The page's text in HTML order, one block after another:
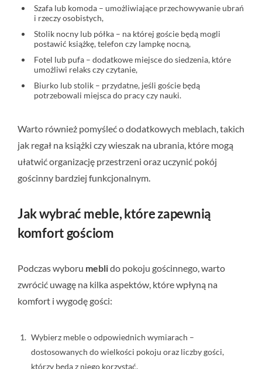
Szafa lub komoda – umożliwiające przechowywanie ubrań
i rzeczy osobistych,
Stolik nocny lub półka – na której goście będą mogli
postawić książkę, telefon czy lampkę nocną,
Fotel lub pufa – dodatkowe miejsce do siedzenia, które
umożliwi relaks czy czytanie,
Biurko lub stolik – przydatne, jeśli goście będą
potrzebowali miejsca do pracy czy nauki.
Warto również pomyśleć o dodatkowych meblach, takich
jak regał na książki czy wieszak na ubrania, które mogą
ułatwić organizację przestrzeni oraz uczynić pokój
gościnny bardziej funkcjonalnym.
Jak wybrać meble, które zapewnią
komfort gościom
Podczas wyboru meblido pokoju gościnnego, warto
zwrócić uwagę na kilka aspektów, które wpłyną na
komfort i wygodę gości:
Wybierz meble o odpowiednich wymiarach –
dostosowanych do wielkości pokoju oraz liczby gości,
którzy będą z niego korzystać,